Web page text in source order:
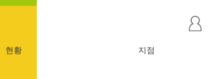
마
이
현황 지점